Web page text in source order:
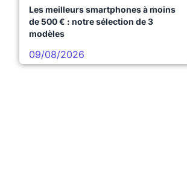
Les meilleurs smartphones à moins
de 500 € : notre sélection de 3
modèles
09/08/2026